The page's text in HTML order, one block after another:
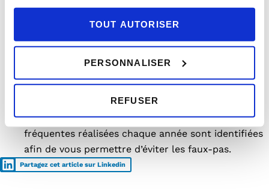
TOUT AUTORISER
PERSONNALISER
REFUSER
devrez rassembler et fournir à l’administration
Analyse de votre situation: les revenus que vous
pourrez déduire du montant de votre impôt en
fonction de votre situation.
Anticipation des erreurs: les erreurs les plus
fréquentes réalisées chaque année sont identifiées
afin de vous permettre d’éviter les faux-pas.
Partagez cet article sur Linkedin